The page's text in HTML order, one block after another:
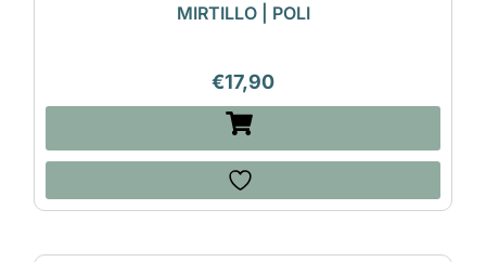
MIRTILLO | POLI
€17,90